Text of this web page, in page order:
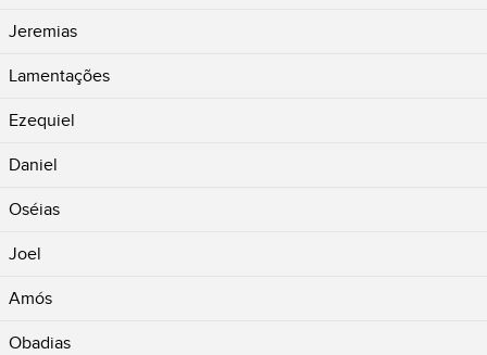
Jeremias
Lamentações
Ezequiel
Daniel
Oséias
Joel
Amós
Obadias